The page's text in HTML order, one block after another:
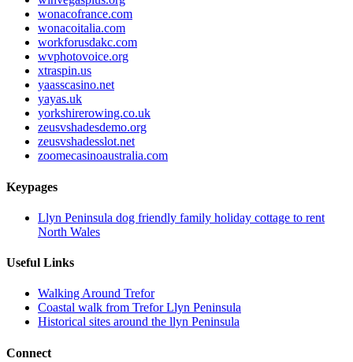
wonacofrance.com
wonacoitalia.com
workforusdakc.com
wvphotovoice.org
xtraspin.us
yaasscasino.net
yayas.uk
yorkshirerowing.co.uk
zeusvshadesdemo.org
zeusvshadesslot.net
zoomecasinoaustralia.com
Keypages
Llyn Peninsula dog friendly family holiday cottage to rent
North Wales
Useful Links
Walking Around Trefor
Coastal walk from Trefor Llyn Peninsula
Historical sites around the llyn Peninsula
Connect